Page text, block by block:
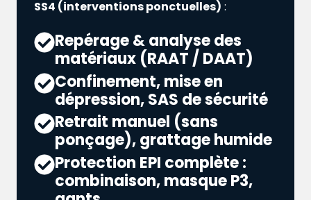
SS4 (interventions ponctuelles) :
Repérage & analyse des
matériaux (RAAT / DAAT)
Confinement, mise en
dépression, SAS de sécurité
Retrait manuel (sans
ponçage), grattage humide
Protection EPI complète :
combinaison, masque P3,